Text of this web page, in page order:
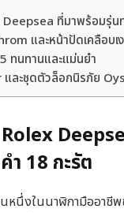
ที่มาพร้อมรุ่น
และหน้าปัดเคลือบเง
ทนทานและแม่นยำ
และชุดตัวล็อกนิรภัย
18 กะรัต
หนึ่งในนาฬิกามืออาชี